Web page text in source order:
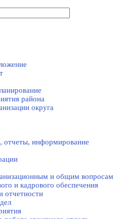
района
округа
отчеты, информирование
и общим вопросам
и кадрового обеспечения
отчетности